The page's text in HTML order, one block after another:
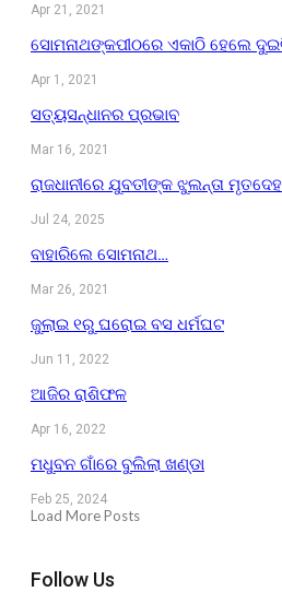
Apr 21, 2021
ସୋମନାଥଙ୍କପୀଠରେ ଏକାଠି ହେଲେ
Apr 1, 2021
ସତ୍ୟସନ୍ଧାନର ପ୍ରଭାବ
Mar 16, 2021
ରାଜଧାନୀରେ ଯୁବତୀଙ୍କ ଝୁଲନ୍ତା
Jul 24, 2025
ବାହାରିଲେ ସୋମନାଥ…
Mar 26, 2021
ଜୁଲାଇ ୧ରୁ ଘରୋଇ ବସ ଧର୍ମଘଟ
Jun 11, 2022
ଆଜିର ରାଶିଫଳ
Apr 16, 2022
ମଧୁବନ ଗାଁରେ ବୁଲିଲା ଖଣ୍ଡା
Feb 25, 2024
Load More Posts
Follow Us